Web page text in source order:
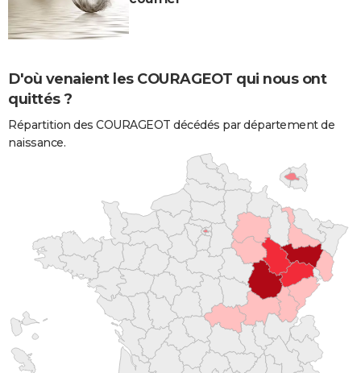
D'où venaient les COURAGEOT qui nous ont
quittés ?
Répartition des COURAGEOT décédés par département de
naissance.